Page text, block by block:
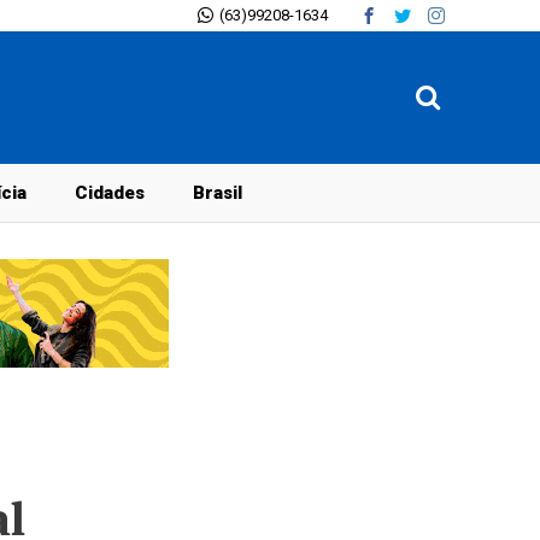
(63)99208-1634
Cidades Brasil